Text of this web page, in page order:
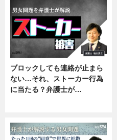
ブロックしても連絡が止まら
ない…それ、ストーカー行為
に当たる？弁護士が…